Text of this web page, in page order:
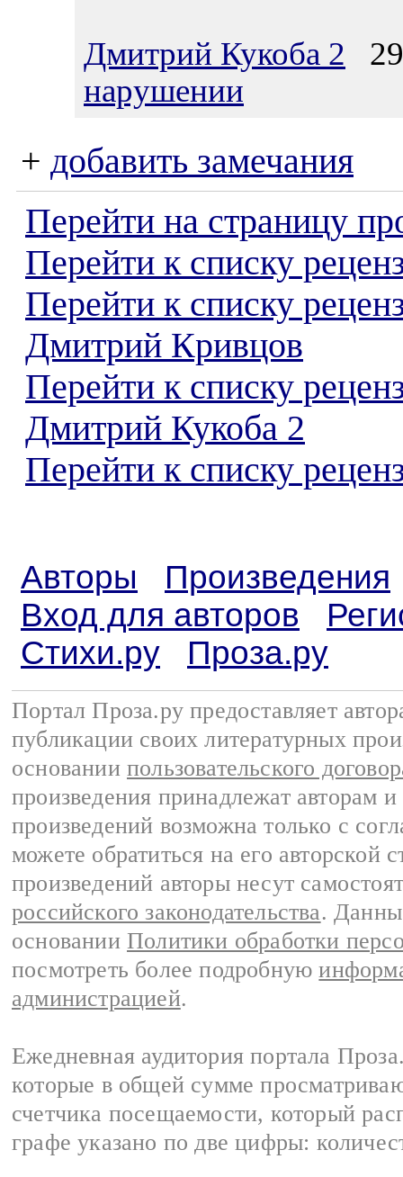
Дмитрий Кукоба 2
нарушении
+ добавить замечания
Перейти на страницу
Перейти к списку
Перейти к списку
Дмитрий Кривцов
Перейти к списку
Дмитрий Кукоба 2
Перейти к списку
Авторы
Произведения
Вход для авторов
Стихи.ру
Проза.ру
Портал Проза.ру предоставляет
публикации своих литературных
основании пользовательского
произведения принадлежат авторам
произведений возможна только с
можете обратиться на его авторской
произведений авторы несут
российского законодательства.
основании Политики обработки
посмотреть более подробную
администрацией.
Ежедневная аудитория портала
которые в общей сумме
счетчика посещаемости, который
графе указано по две цифры: